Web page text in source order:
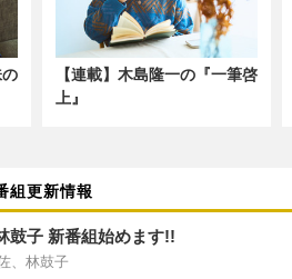
の
【連載】木島隆一の『一筆啓
上』
組更新情報
鼓子 新番組始めます!!
、林鼓子